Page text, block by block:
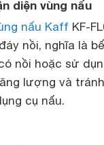
diện vùng nấu
nấu Kaff KF-
nồi, nghĩa là
nồi hoặc sử
lượng và
cụ nấu.